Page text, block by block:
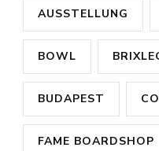
AUSSTELLUNG
BOWL
BUDAPEST
FAME BOARDSHOP